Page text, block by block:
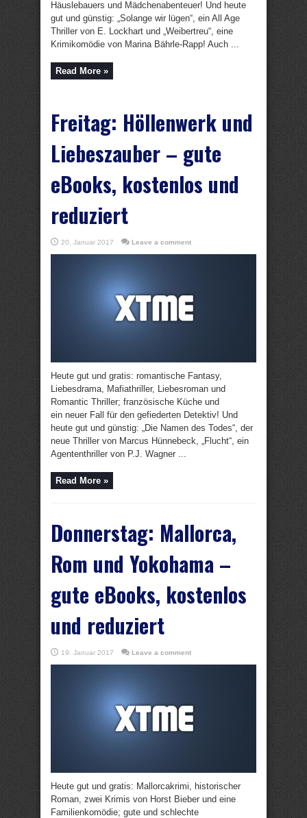
Häuslebauers und Mädchenabenteuer! Und heute
gut und günstig: „Solange wir lügen“, ein All Age
Thriller von E. Lockhart und „Weibertreu“, eine
Krimikomödie von Marina Bährle-Rapp! Auch ...
Read More »
Freitag: Höllenwerk und
Liebeszauber – gute
eBooks, kostenlos und
reduziert
20. Januar 2017 Leave a comment
Heute gut und gratis: romantische Fantasy,
Liebesdrama, Mafiathriller, Liebesroman und
Romantic Thriller; französische Küche und
ein neuer Fall für den gefiederten Detektiv! Und
heute gut und günstig: „Die Namen des Todes“, der
neue Thriller von Marcus Hünnebeck, „Flucht“, ein
Agententhriller von P.J. Wagner ...
Read More »
Donnerstag: Mallorca,
Rom und Yokohama –
gute eBooks, kostenlos
und reduziert
19. Januar 2017 Leave a comment
Heute gut und gratis: Mallorcakrimi, historischer
Roman, zwei Krimis von Horst Bieber und eine
Familienkomödie; gute und schlechte